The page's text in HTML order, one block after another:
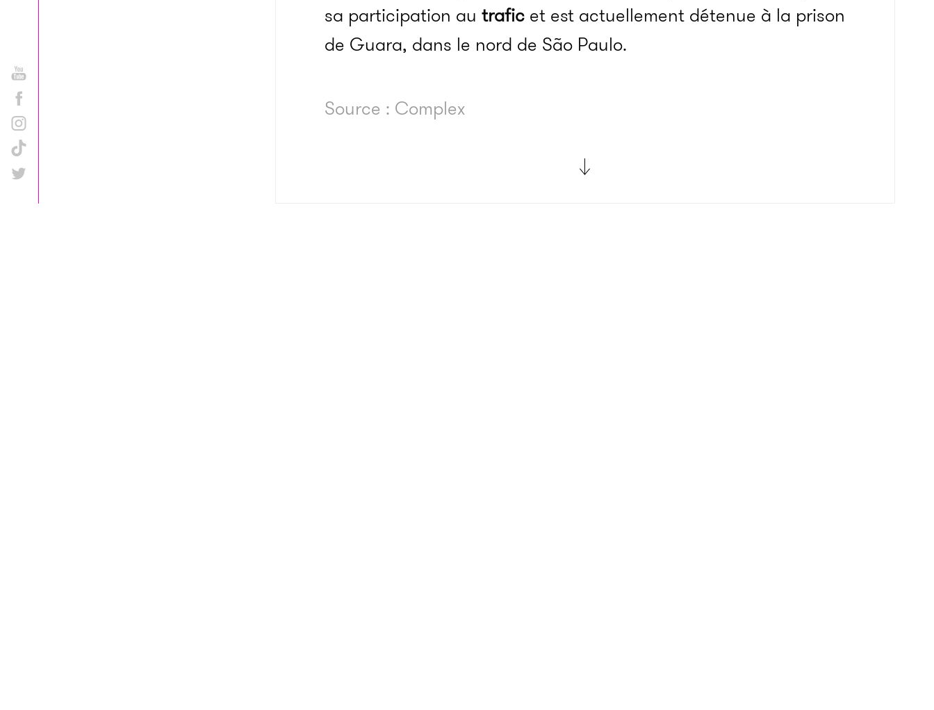
sa participation au trafic et est actuellement détenue à la prison
de Guara, dans le nord de São Paulo.
Source : Complex